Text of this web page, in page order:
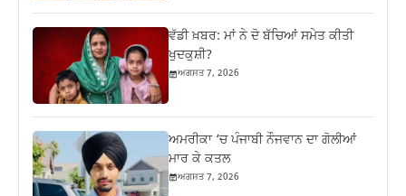
ਵੱਡੀ ਖ਼ਬਰ: ਮਾਂ ਨੇ ਦੋ ਬੱਚਿਆਂ ਸਮੇਤ ਕੀਤੀ
ਖੁਦਕੁਸ਼ੀ?
ਅਗਸਤ 7, 2026
ਅਮਰੀਕਾ ‘ਚ ਪੰਜਾਬੀ ਨੌਜਵਾਨ ਦਾ ਗੋਲੀਆਂ
ਮਾਰ ਕੇ ਕਤਲ
ਅਗਸਤ 7, 2026